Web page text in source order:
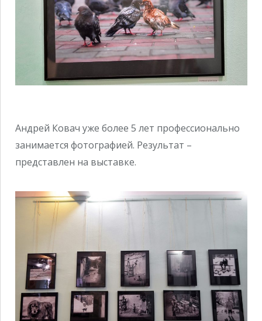
Андрей Ковач уже более 5 лет профессионально
занимается фотографией. Результат –
представлен на выставке.